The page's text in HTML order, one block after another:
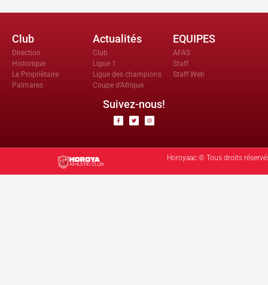
Club
Direction
Historique
Le Propriètaire
Palmares
Actualités
Club
Ligue 1
Ligue des champions
Coupe d'Afrique
EQUIPES
AFAS
Staff
Staff Web
Suivez-nous!
Horoyaac © Tous droits